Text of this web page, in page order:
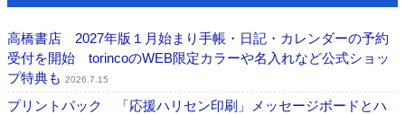
高橋書店 2027年版１月始まり手帳・日記・カレンダーの予約
受付を開始 torincoのWEB限定カラーや名入れなど公式ショッ
プ特典も 2026.7.15
プリントパック 「応援ハリセン印刷」メッセージボードとハ